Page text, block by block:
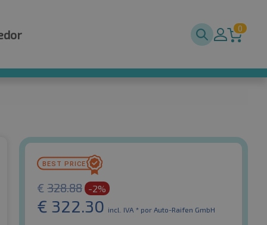
0
€ 328.88 -2%
€ 322.30 incl. IVA * por Auto-Raifen GmbH